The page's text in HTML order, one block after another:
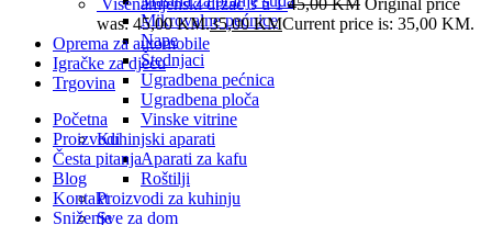
Mikrovalne pećnice
Nape
Štednjaci
Ugradbena pećnica
Ugradbena ploča
Vinske vitrine
Kuhinjski aparati
Aparati za kafu
Roštilji
Proizvodi za kuhinju
Sve za dom
Višenamjenski držač 3 u 145,00KM Original price
was: 45,00 KM.35,00KMCurrent price is: 35,00 KM.
Oprema za automobile
Igračke za djecu
Trgovina
Početna
Proizvodi
Česta pitanja
Blog
Kontakt
Sniženje